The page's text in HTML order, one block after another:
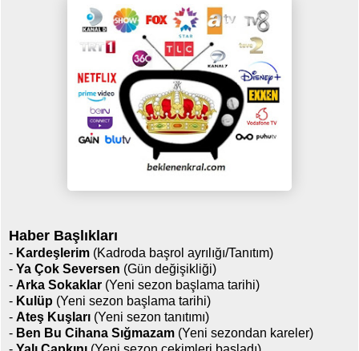
Haber Başlıkları
- Kardeşlerim (Kadroda başrol ayrılığı/Tanıtım)
- Ya Çok Seversen (Gün değişikliği)
- Arka Sokaklar (Yeni sezon başlama tarihi)
- Kulüp (Yeni sezon başlama tarihi)
- Ateş Kuşları (Yeni sezon tanıtımı)
- Ben Bu Cihana Sığmazam (Yeni sezondan kareler)